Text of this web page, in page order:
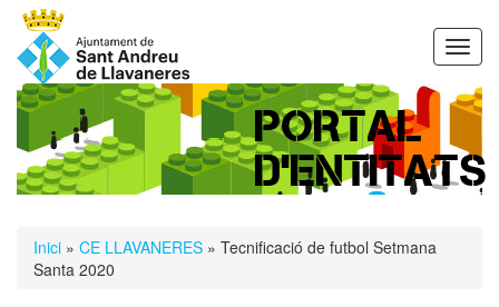
Vés
contingut
PORTAL
D'ENTITATS
Esteu
aquí
Inici » CE LLAVANERES » Tecnificació de futbol Setmana
Santa 2020